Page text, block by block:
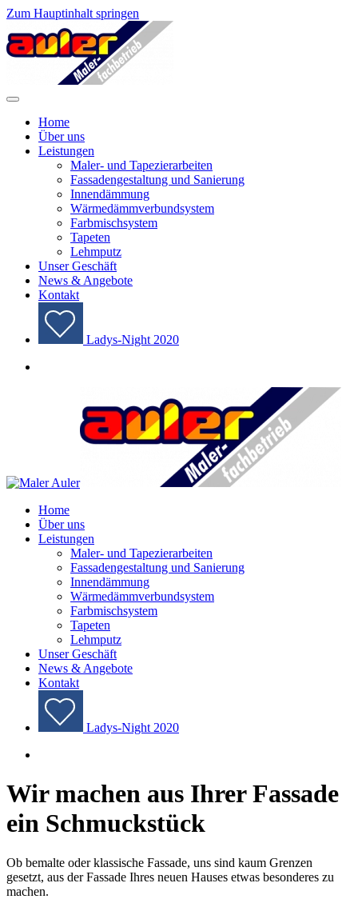
Zum Hauptinhalt springen
Home
Über uns
Leistungen
Maler- und Tapezierarbeiten
Fassadengestaltung und Sanierung
Innendämmung
Wärmedämmverbundsystem
Farbmischsystem
Tapeten
Lehmputz
Unser Geschäft
News & Angebote
Kontakt
Ladys-Night 2020
Home
Über uns
Leistungen
Maler- und Tapezierarbeiten
Fassadengestaltung und Sanierung
Innendämmung
Wärmedämmverbundsystem
Farbmischsystem
Tapeten
Lehmputz
Unser Geschäft
News & Angebote
Kontakt
Ladys-Night 2020
Wir machen aus Ihrer Fassade
ein Schmuckstück
Ob bemalte oder klassische Fassade, uns sind kaum Grenzen
gesetzt, aus der Fassade Ihres neuen Hauses etwas besonderes zu
machen.